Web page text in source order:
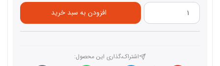
افزودن به سبد خرید
اشتراک،گذاری این محصول‌: